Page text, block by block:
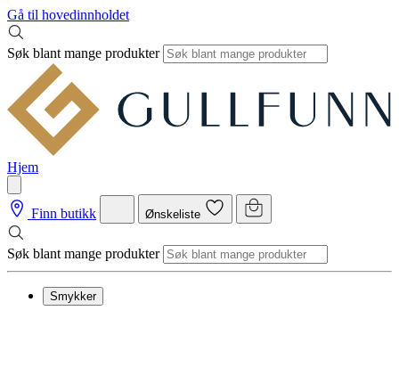
Gå til hovedinnholdet
Søk blant mange produkter
Hjem
Finn butikk Ønskeliste
Søk blant mange produkter
Smykker